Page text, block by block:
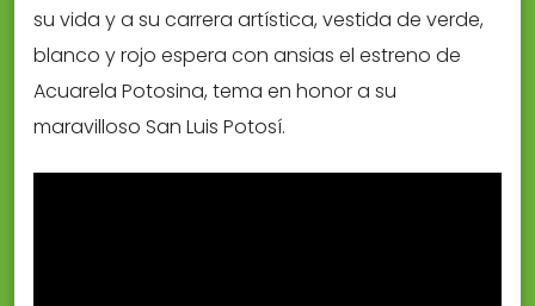
su vida y a su carrera artística, vestida de verde,
blanco y rojo espera con ansias el estreno de
Acuarela Potosina, tema en honor a su
maravilloso San Luis Potosí.